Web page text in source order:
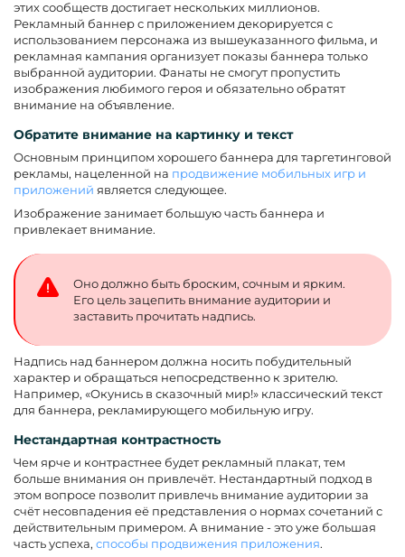
этих сообществ достигает нескольких миллионов.
Рекламный баннер с приложением декорируется с
использованием персонажа из вышеуказанного фильма, и
рекламная кампания организует показы баннера только
выбранной аудитории. Фанаты не смогут пропустить
изображения любимого героя и обязательно обратят
внимание на объявление.
Обратите внимание на картинку и текст
Основным принципом хорошего баннера для таргетинговой
рекламы, нацеленной на продвижение мобильных игр и
приложений является следующее.
Изображение занимает большую часть баннера и
привлекает внимание.
Оно должно быть броским, сочным и ярким.
Его цель зацепить внимание аудитории и
заставить прочитать надпись.
Надпись над баннером должна носить побудительный
характер и обращаться непосредственно к зрителю.
Например, «Окунись в сказочный мир!» классический текст
для баннера, рекламирующего мобильную игру.
Нестандартная контрастность
Чем ярче и контрастнее будет рекламный плакат, тем
больше внимания он привлечёт. Нестандартный подход в
этом вопросе позволит привлечь внимание аудитории за
счёт несовпадения её представления о нормах сочетаний с
действительным примером. А внимание - это уже большая
часть успеха, способы продвижения приложения.